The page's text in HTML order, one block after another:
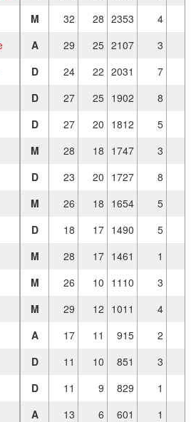
M 32 28 2353
4
A 29 25 2107
3
D 24 22 2031 7
D 27 25 1902
8
D 27 20 1812
5
M 28 18 1747
3
D 23 20 1727
8
M 26 18 1654
5
D 18 17 1490
5
M 28 17 1461
1
M 26 10 1110
3
M 29 12 1011
4
A 17 11 915
2
D 11 10 851
3
D 11 9 829
1
A 13 6 601
1